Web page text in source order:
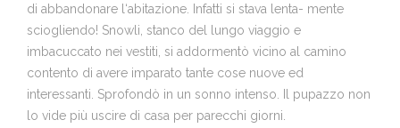
di abbandonare l‘abitazione. Infatti si stava lenta- mente
sciogliendo! Snowli, stanco del lungo viaggio e
imbacuccato nei vestiti, si addormentò vicino al camino
contento di avere imparato tante cose nuove ed
interessanti. Sprofondò in un sonno intenso. Il pupazzo non
lo vide più uscire di casa per parecchi giorni.